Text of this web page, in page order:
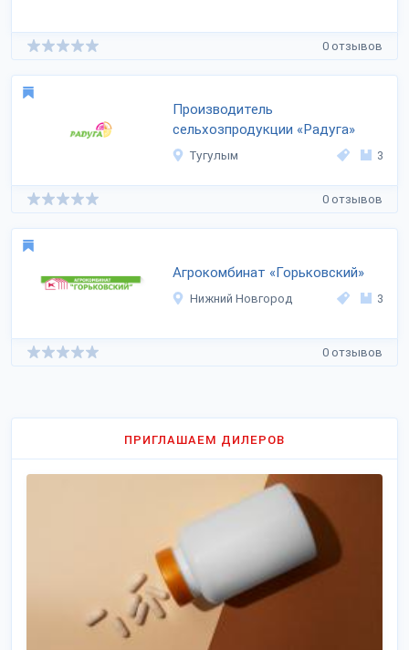
0 отзывов
Производитель
сельхозпродукции «Радуга»
Тугулым 3
0 отзывов
Агрокомбинат «Горьковский»
Нижний Новгород 3
0 отзывов
ПРИГЛАШАЕМ ДИЛЕРОВ